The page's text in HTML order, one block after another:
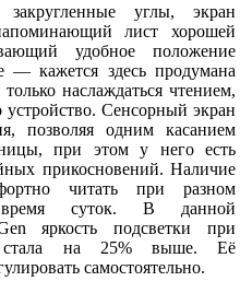
углы, экран
лист хорошей
удобное положение
— кажется здесь продумана
наслаждаться чтением,
устройство. Сенсорный экран
позволяя одним касанием
при этом у него есть
прикосновений. Наличие
читать при разном
суток. В данной
яркость подсветки при
стала на 25% выше. Её
самостоятельно.